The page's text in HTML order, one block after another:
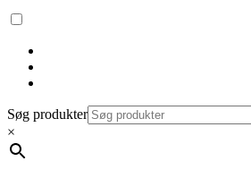
Søg produkter
×